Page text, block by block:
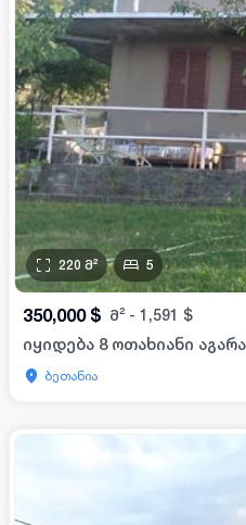
220 მ² 5
350,000 $ მ² - 1,591 $
იყიდება 8 ოთახიანი
ბეთანია